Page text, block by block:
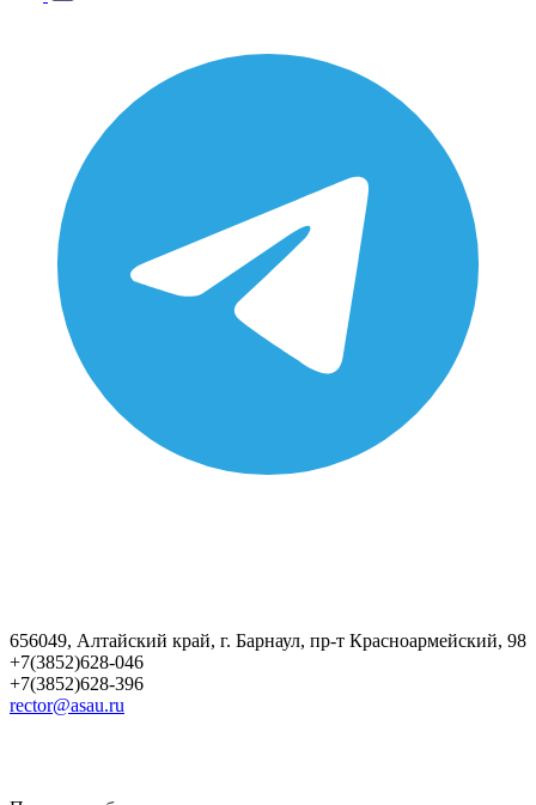
656049, Алтайский край, г. Барнаул, пр-т Красноармейский, 98
+7(3852)628-046
+7(3852)628-396
rector@asau.ru